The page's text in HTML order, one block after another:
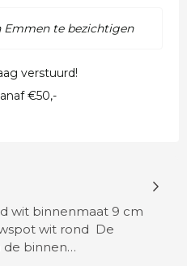
Emmen te bezichtigen
verstuurd!
€50,-
wit binnenmaat 9 cm
wit rond De
de binnen…